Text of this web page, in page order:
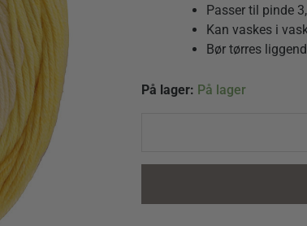
Passer til pinde
Kan vaskes i
Bør tørres
På lager: På lager
Gomitolo
Gule
quantity